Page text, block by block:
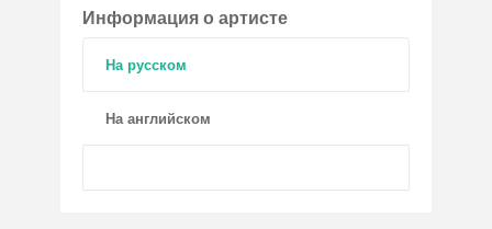
Информация о артисте
На русском
На английском